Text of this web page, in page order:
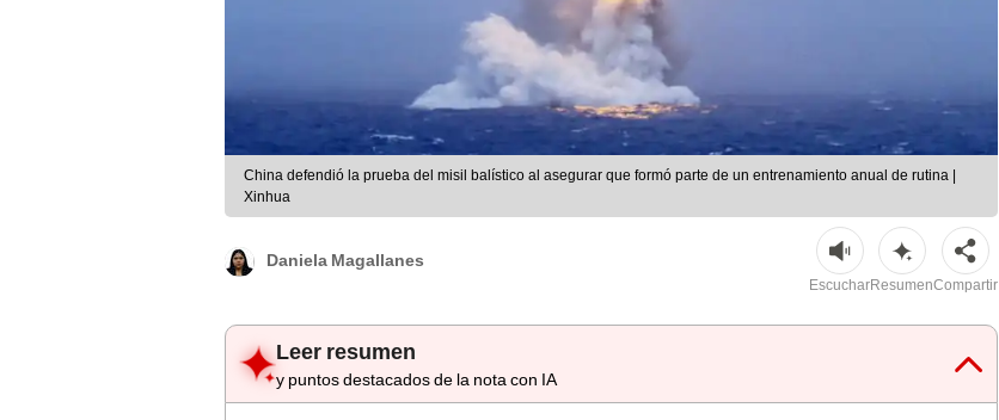
China defendió la prueba del misil balístico al asegurar que formó parte de un entrenamiento anual de rutina |
Xinhua
Daniela Magallanes
EscucharResumenCompartir
Leer resumen
y puntos destacados de la nota con IA